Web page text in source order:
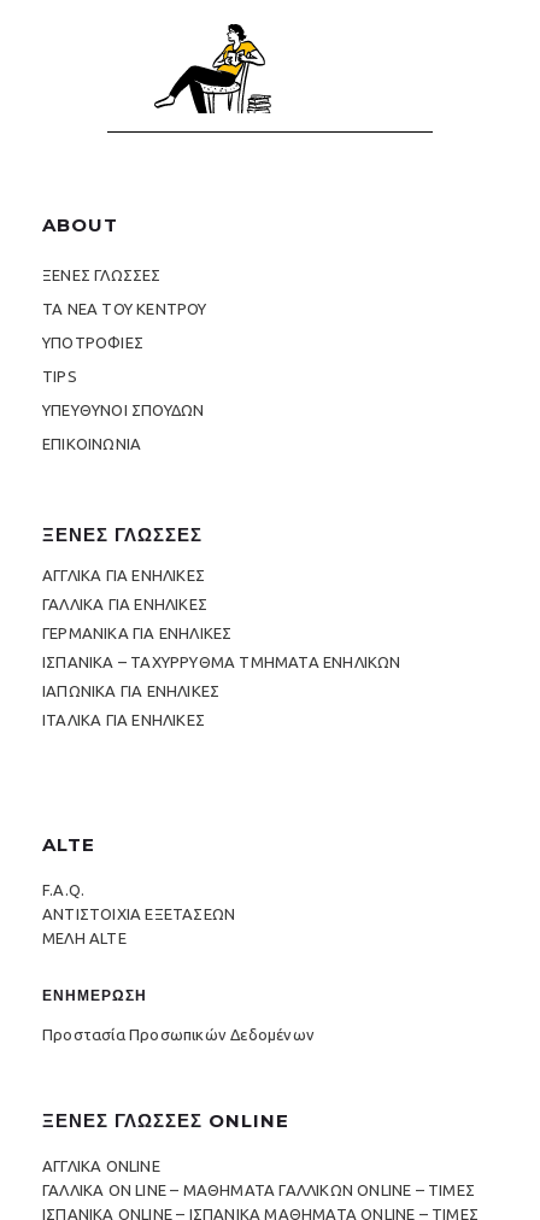
ABOUT
ΞΕΝΕΣ ΓΛΩΣΣΕΣ
ΤΑ ΝΕΑ ΤΟΥ ΚΕΝΤΡΟΥ
ΥΠΟΤΡΟΦΙΕΣ
TIPS
ΥΠΕΥΘΥΝΟΙ ΣΠΟΥΔΩΝ
ΕΠΙΚΟΙΝΩΝΙΑ
ΞΕΝΕΣ ΓΛΩΣΣΕΣ
ΑΓΓΛΙΚΑ ΓΙΑ ΕΝΗΛΙΚΕΣ
ΓΑΛΛΙΚΑ ΓΙΑ ΕΝΗΛΙΚΕΣ
ΓΕΡΜΑΝΙΚΑ ΓΙΑ ΕΝΗΛΙΚΕΣ
ΙΣΠΑΝΙΚΑ – ΤΑΧΥΡΡΥΘΜΑ ΤΜΗΜΑΤΑ ΕΝΗΛΙΚΩΝ
ΙΑΠΩΝΙΚΑ ΓΙΑ ΕΝΗΛΙΚΕΣ
ΙΤΑΛΙΚΑ ΓΙΑ ΕΝΗΛΙΚΕΣ
ALTE
F.A.Q.
ΑΝΤΙΣΤΟΙΧΙΑ ΕΞΕΤΑΣΕΩΝ
ΜΕΛΗ ALTE
ΕΝΗΜΕΡΩΣΗ
Προστασία Προσωπικών Δεδομένων
ΞΕΝΕΣ ΓΛΩΣΣΕΣ ONLINE
ΑΓΓΛΙΚΑ ONLINE
ΓΑΛΛΙΚΑ ON LINE – ΜΑΘΗΜΑΤΑ ΓΑΛΛΙΚΩΝ ONLINE – ΤΙΜΕΣ
ΙΣΠΑΝΙΚΑ ONLINE – ΙΣΠΑΝΙΚΑ ΜΑΘΗΜΑΤΑ ONLINE – ΤΙΜΕΣ